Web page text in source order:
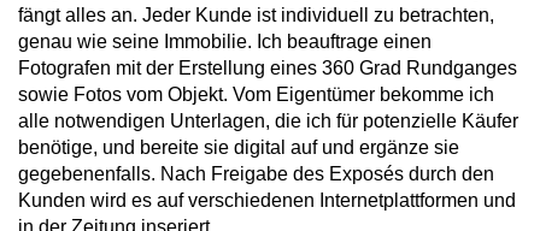
fängt alles an. Jeder Kunde ist indivi­duell zu betrachten,
genau wie seine Immobilie. Ich beauftrage einen
Fotografen mit der Erstel­lung eines 360 Grad Rundganges
sowie Fotos vom Objekt. Vom Eigentümer bekomme ich
alle notwendigen Unterlagen, die ich für potenzielle Käufer
benö­tige, und bereite sie digital auf und ergänze sie
gegebenenfalls. Nach Freigabe des Exposés durch den
Kunden wird es auf ver­schiedenen Internetplattformen und
in der Zeitung inseriert.